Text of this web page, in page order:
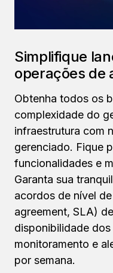
Simplifique
operações de
Obtenha todos os
complexidade do
infraestrutura com
gerenciado. Fique
funcionalidades e
Garanta sua
acordos de nível
agreement, SLA)
disponibilidade
monitoramento e
por semana.